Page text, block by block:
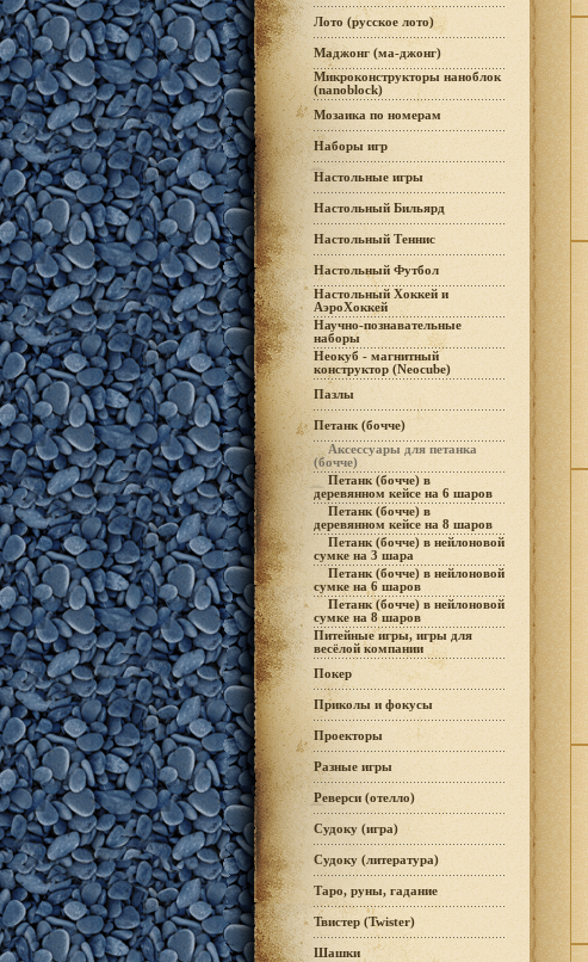
Лото (русское лото)
Маджонг (ма-джонг)
Микроконструкторы наноблок
(nanoblock)
Мозаика по номерам
Наборы игр
Настольные игры
Настольный Бильярд
Настольный Теннис
Настольный Футбол
Настольный Хоккей и
АэроХоккей
Научно-познавательные
наборы
Неокуб - магнитный
конструктор (Neocube)
Пазлы
Петанк (бочче)
Аксессуары для петанка
(бочче)
Петанк (бочче) в
деревянном кейсе на 6 шаров
Петанк (бочче) в
деревянном кейсе на 8 шаров
Петанк (бочче) в нейлоновой
сумке на 3 шара
Петанк (бочче) в нейлоновой
сумке на 6 шаров
Петанк (бочче) в нейлоновой
сумке на 8 шаров
Питейные игры, игры для
весёлой компании
Покер
Приколы и фокусы
Проекторы
Разные игры
Реверси (отелло)
Судоку (игра)
Судоку (литература)
Таро, руны, гадание
Твистер (Twister)
Шашки